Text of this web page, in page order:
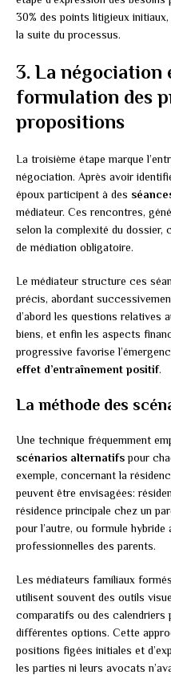
30% des points litigieux
la suite du processus.
3. La négociation
formulation des
propositions
La troisième étape marque
négociation. Après avoir
époux participent à des
médiateur. Ces rencontres,
selon la complexité du
de médiation obligatoire.
Le médiateur structure ces
précis, abordant
d’abord les questions relatives
biens, et enfin les aspects
progressive favorise
effet d’entraînement positif.
La méthode des
Une technique fréquemment
scénarios alternatifspour
exemple, concernant la
peuvent être envisagées:
résidence principale chez un
pour l’autre, ou formule
professionnelles des parents.
Les médiateurs familiaux
utilisent souvent des outils
comparatifs ou des
différentes options. Cette
positions figées initiales et
les parties ni leurs avocats